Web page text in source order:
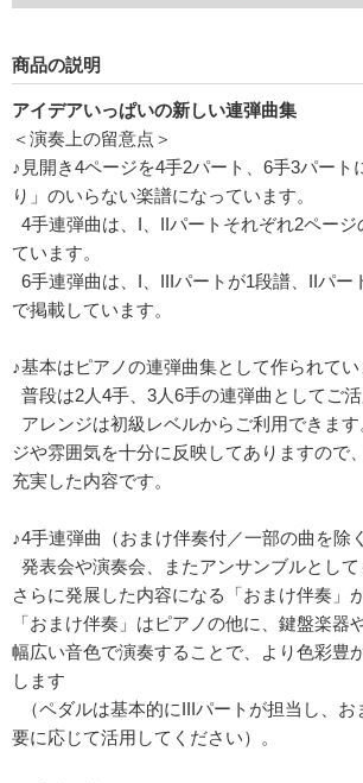
商品の説明
アイデアいっぱいの新しい連弾曲集
＜演奏上の留意点＞
♪見開き4ページを4手2パート、6手3パート
り」のいらない楽譜になっています。
4手連弾曲は、I、IIパートそれぞれ2ページ
ています。
6手連弾曲は、I、IIIパートが1段譜、IIパー
で掲載しています。
♪基本はピアノの連弾曲集として作られてい
普段は2人4手、3人6手の連弾曲としてご活
アレンジは初級レベルからご利用できま
ジや雰囲気を十分に反映してありますので
充実した内容です。
♪4手連弾曲（おまけ伴奏付／一部の曲を除く
発表会や演奏会、またアンサンブルとし
さらに発展した内容になる「おまけ伴奏」
「おまけ伴奏」はピアノの他に、鍵盤楽器
幅広い音色で演奏することで、より色彩豊
します
（ペダルは基本的にIIIパートが担当し、
要に応じて活用してください）。